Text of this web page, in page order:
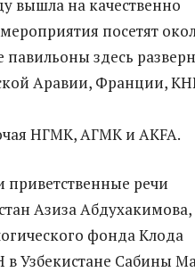
вышла на качественно
посетят
здесь
Аравии, Франции,
НГМК, АГМК и AKFA.
речи
Азиза Абдухакимова,
фонда Клода
Узбекистане Сабины